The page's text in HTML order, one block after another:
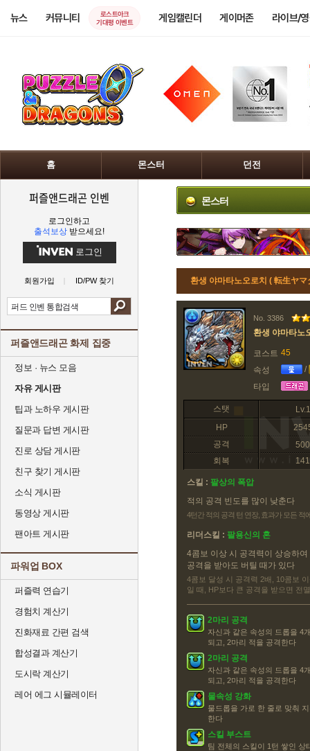
뉴스 커뮤니티
로스트아크
기대평 이벤트
게임캘린더 게이머존 라이브/
홈 몬스터 던전
퍼즐앤드래곤 인벤
로그인하고
출석보상 받으세요!
로그인
회원가입 ID/PW 찾기
퍼즐앤드래곤 화제 집중
정보 · 뉴스 모음
자유 게시판
팁과 노하우 게시판
질문과 답변 게시판
진로 상담 게시판
친구 찾기 게시판
소식 게시판
동영상 게시판
팬아트 게시판
파워업 BOX
퍼즐력 연습기
경험치 계산기
진화재료 간편 검색
합성결과 계산기
도시락 계산기
레어 에그 시뮬레이터
몬스터
환생 야마타노오로치 ( 転生ヤマ
No. 3386
환생 야마타노
코스트 45
속성
/
타입
스탯
Lv.1
HP
공격
500
회복
141
스킬 : 팔상의 폭압
적의 공격 빈도를 많이 낮춘다
4턴간 적의 공격 턴 연장, 효과가 모든 적
리더스킬 : 팔용신의 혼
4콤보 이상 시 공격력이 상승하
공격을 받아도 버틸 때가 있다
4콤보 달성 시 공격력 2배, 10콤보
일 때, HP보다 큰 공격을 받으면 전
2마리 공격
자신과 같은 속성의 드롭을 4
되고, 2마리 적을 공격한다
2마리 공격
자신과 같은 속성의 드롭을 4
되고, 2마리 적을 공격한다
물속성 강화
물드롭을 가로 한 줄로 맞춰
한다
스킬 부스트
팀 전체의 스킬이 1턴 쌓인 상